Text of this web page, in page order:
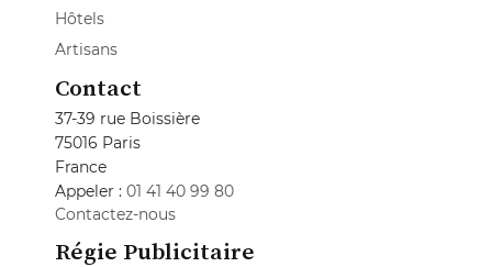
Hôtels
Artisans
Contact
37-39 rue Boissière
75016 Paris
France
Appeler : 01 41 40 99 80
Contactez-nous
Régie Publicitaire